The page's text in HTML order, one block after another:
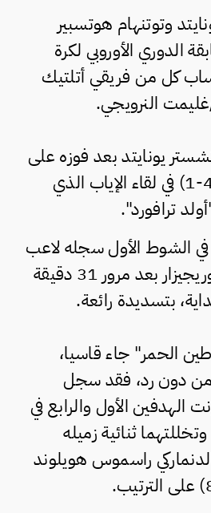
وتوتنهام هوتسبير
الدوري الأوروبي لكرة
على حساب كل من فريقي أتلتيك
غليمت النرويجي.
يونايتد بعد فوزه على
ضيفه أتلتيك بيلباو (4-1) في لقاء الإياب الذي
ترافورد".
الشوط الأول سجله لاعب
خط الوسط ميكيل ياوريجيزار بعد مرور 31 دقيقة
بتسديدة رائعة.
الحمر" جاء قاسيا،
من دون رد، فقد سجل
الهدفين الأول والرابع في
(72، 90)، وتخللتهما ثنائية زميله
راسموس هويلوند